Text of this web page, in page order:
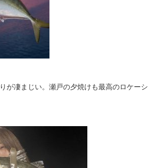
が凄まじい。瀬戸の夕焼けも最高のロケーシ